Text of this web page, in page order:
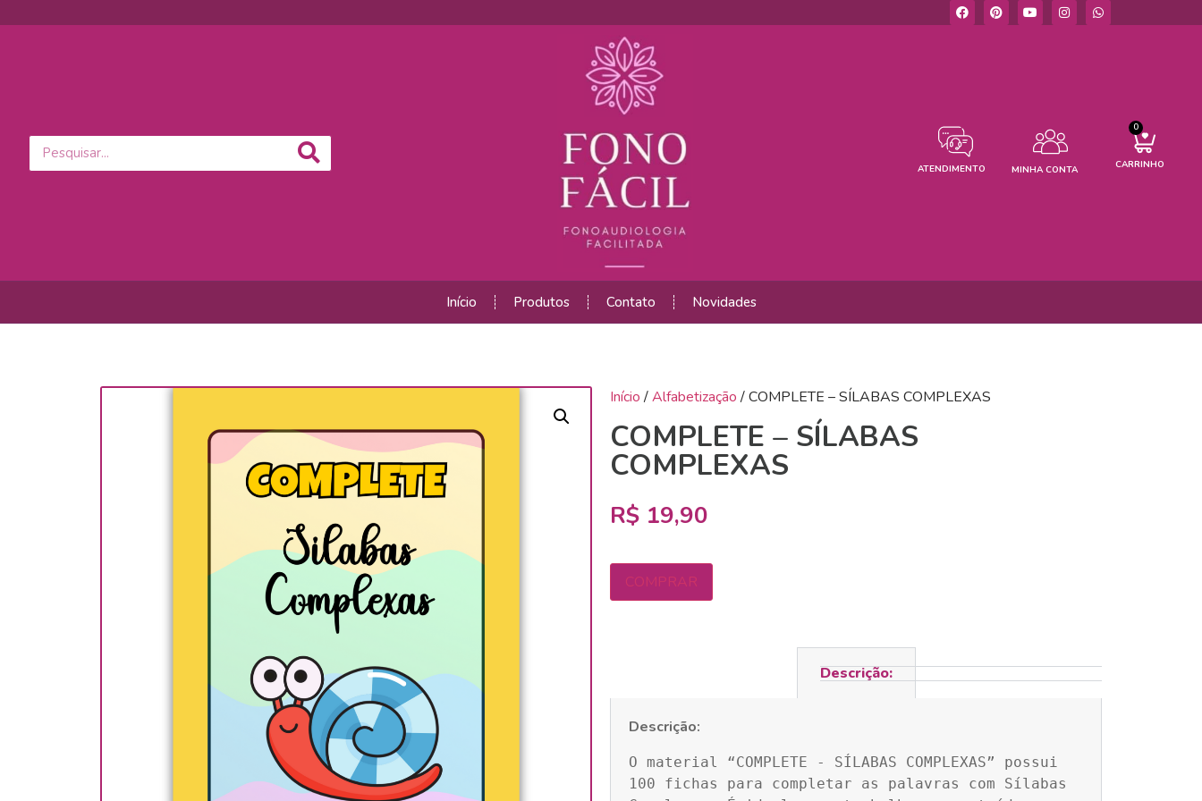
ATENDIMENTO MINHA CONTA
0
CARRINHO
Início Produtos Contato Novidades
Início /Alfabetização / COMPLETE – SÍLABAS COMPLEXAS
COMPLETE – SÍLABAS
COMPLEXAS
R$ 19,90
COMPRAR
Descrição:
Descrição:
O material “COMPLETE - SÍLABAS COMPLEXAS” possui
100 fichas para completar as palavras com Sílabas